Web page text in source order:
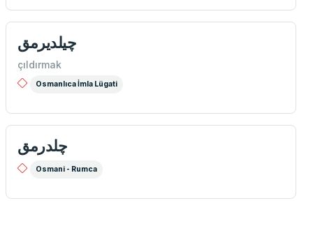
چیلدیرمق
çıldırmak
Osmanlıca İmla Lügati
چلدرمق
Osmani - Rumca